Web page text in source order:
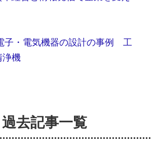
子・電気機器の設計の事例 工
機
過去記事一覧